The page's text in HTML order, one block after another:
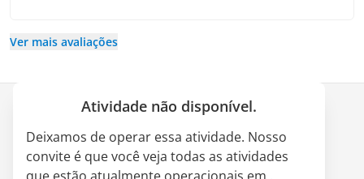
Ver mais avaliações
Atividade não disponível.
Deixamos de operar essa atividade. Nosso
convite é que você veja todas as atividades
Quem somos
Parceria LATAM Pass